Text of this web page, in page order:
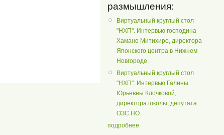
размышления:
Виртуальный круглый стол
"НХП". Интервью господина
Хамано Митихиро, директора
Японского центра в Нижнем
Новгороде.
Виртуальный круглый стол
"НХП". Интервью Галины
Юрьевны Клочковой,
директора школы, депутата
ОЗС НО.
подробнее